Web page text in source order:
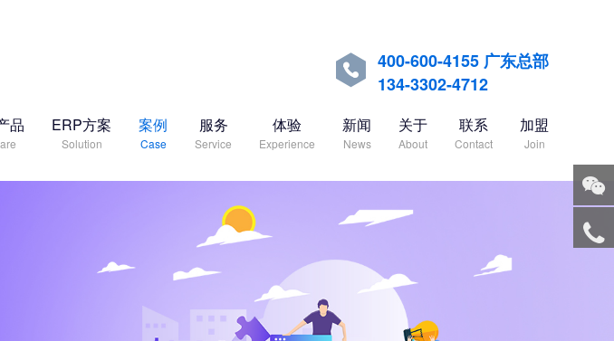

400-600-4155 广东总部
134-3302-4712
品 ERP方案
Solution
案例
Case
服务
Service
体验
Experience
新闻
News
关于
About
联系
Contact
加盟
Join
微信